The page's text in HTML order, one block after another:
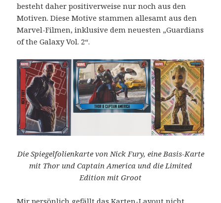
besteht daher positiverweise nur noch aus den
Motiven. Diese Motive stammen allesamt aus den
Marvel-Filmen, inklusive dem neuesten „Guardians
of the Galaxy Vol. 2“.
Die Spiegelfolienkarte von Nick Fury, eine Basis-Karte
mit Thor und Captain America und die Limited
Edition mit Groot